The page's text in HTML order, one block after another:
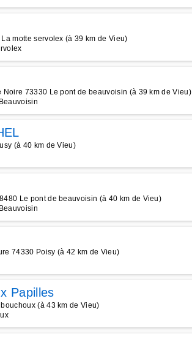
motte servolex (à 39 km de Vieu)
Noire 73330 Le pont de beauvoisin (à 39 km de Vieu)
(à 40 km de Vieu)
Le pont de beauvoisin (à 40 km de Vieu)
74330 Poisy (à 42 km de Vieu)
Papilles
(à 43 km de Vieu)